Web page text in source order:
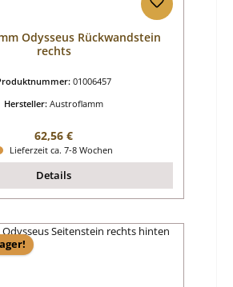
Odysseus Rückwandstein
rechts
01006457
Hersteller: Austroflamm
Regulärer Preis:
62,56 €
Lieferzeit ca. 7-8 Wochen
Details